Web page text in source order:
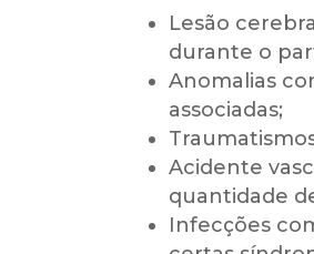
Lesão
durante o
Anomalias
associadas;
Acidente
quantidade
Infecções